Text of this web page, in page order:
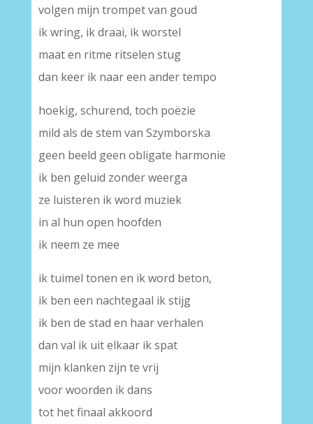
volgen mijn trompet van goud
ik wring, ik draai, ik worstel
maat en ritme ritselen stug
dan keer ik naar een ander tempo
hoekig, schurend, toch poëzie
mild als de stem van Szymborska
geen beeld geen obligate harmonie
ik ben geluid zonder weerga
ze luisteren ik word muziek
in al hun open hoofden
ik neem ze mee
ik tuimel tonen en ik word beton,
ik ben een nachtegaal ik stijg
ik ben de stad en haar verhalen
dan val ik uit elkaar ik spat
mijn klanken zijn te vrij
voor woorden ik dans
tot het finaal akkoord